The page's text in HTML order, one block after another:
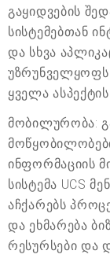
გაყიდვების
სისტემებთან
და სხვა
უზრუნველყოფს
ყველა
მობილურობა:
ინფორმაციის
სისტემა UCS
აჩქარებს
და ეხმარება
რესურსები და